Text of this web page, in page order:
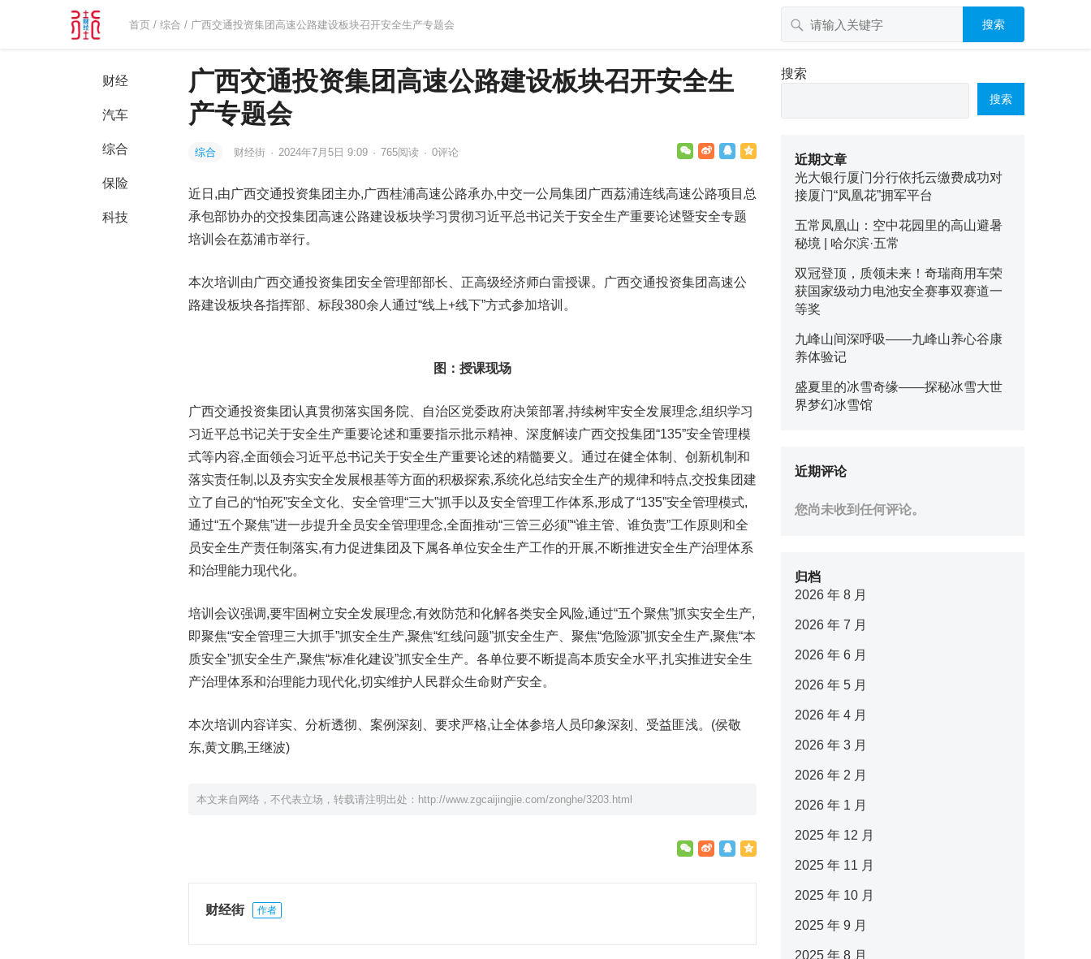
首页 /综合 / 广西交通投资集团高速公路建设板块召开安全生产专题会 搜索
财经
汽车
综合
保险
科技
广西交通投资集团高速公路建设板块召开安全生
产专题会
综合 财经街 · 2024年7月5日 9:09 · 765阅读 · 0评论
近日,由广西交通投资集团主办,广西桂浦高速公路承办,中交一公局集团广西荔浦连线高速公路项目总
承包部协办的交投集团高速公路建设板块学习贯彻习近平总书记关于安全生产重要论述暨安全专题
培训会在荔浦市举行。
本次培训由广西交通投资集团安全管理部部长、正高级经济师白雷授课。广西交通投资集团高速公
路建设板块各指挥部、标段380余人通过“线上+线下”方式参加培训。
图：授课现场
广西交通投资集团认真贯彻落实国务院、自治区党委政府决策部署,持续树牢安全发展理念,组织学习
习近平总书记关于安全生产重要论述和重要指示批示精神、深度解读广西交投集团“135”安全管理模
式等内容,全面领会习近平总书记关于安全生产重要论述的精髓要义。通过在健全体制、创新机制和
落实责任制,以及夯实安全发展根基等方面的积极探索,系统化总结安全生产的规律和特点,交投集团建
立了自己的“怕死”安全文化、安全管理“三大”抓手以及安全管理工作体系,形成了“135”安全管理模式,
通过“五个聚焦”进一步提升全员安全管理理念,全面推动“三管三必须”“谁主管、谁负责”工作原则和全
员安全生产责任制落实,有力促进集团及下属各单位安全生产工作的开展,不断推进安全生产治理体系
和治理能力现代化。
培训会议强调,要牢固树立安全发展理念,有效防范和化解各类安全风险,通过“五个聚焦”抓实安全生产,
即聚焦“安全管理三大抓手”抓安全生产,聚焦“红线问题”抓安全生产、聚焦“危险源”抓安全生产,聚焦“本
质安全”抓安全生产,聚焦“标准化建设”抓安全生产。各单位要不断提高本质安全水平,扎实推进安全生
产治理体系和治理能力现代化,切实维护人民群众生命财产安全。
本次培训内容详实、分析透彻、案例深刻、要求严格,让全体参培人员印象深刻、受益匪浅。(侯敬
东,黄文鹏,王继波)
本文来自网络，不代表立场，转载请注明出处： http://www.zgcaijingjie.com/zonghe/3203.html
财经街 作者
搜索
搜索
近期文章
光大银行厦门分行依托云缴费成功对
接厦门“凤凰花”拥军平台
五常凤凰山：空中花园里的高山避暑
秘境 | 哈尔滨·五常
双冠登顶，质领未来！奇瑞商用车荣
获国家级动力电池安全赛事双赛道一
等奖
九峰山间深呼吸——九峰山养心谷康
养体验记
盛夏里的冰雪奇缘——探秘冰雪大世
界梦幻冰雪馆
近期评论
您尚未收到任何评论。
归档
2026 年 8 月
2026 年 7 月
2026 年 6 月
2026 年 5 月
2026 年 4 月
2026 年 3 月
2026 年 2 月
2026 年 1 月
2025 年 12 月
2025 年 11 月
2025 年 10 月
2025 年 9 月
2025 年 8 月